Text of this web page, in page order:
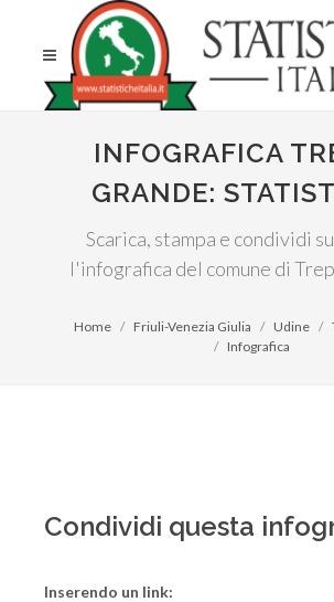
INFOGRAFICA
GRANDE:
Scarica, stampa e condividi
l'infografica del comune di
Home Friuli-Venezia Giulia Udine
Infografica
Condividi questa
Inserendo un link: